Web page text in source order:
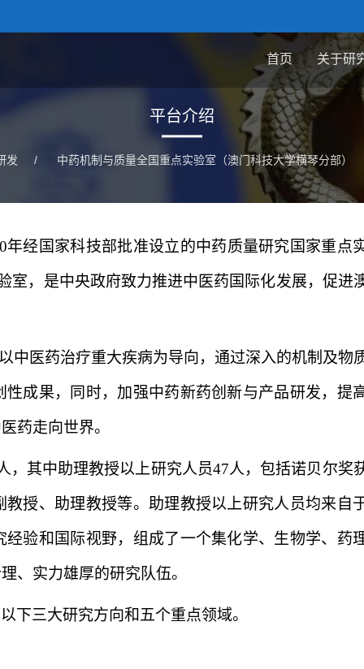
首页 关于研
平台介绍
发 / 中药机制与质量全国重点实验室（澳门科技大学横琴分部）
年经国家科技部批准设立的中药质量研究国家重点
室，是中央政府致力推进中医药国际化发展，促进
中医药治疗重大疾病为导向，通过深入的机制及物
成果，同时，加强中药新药创新与产品研发，提
药走向世界。
，其中助理教授以上研究人员47人，包括诺贝尔奖
授、助理教授等。助理教授以上研究人员均来自
验和国际视野，组成了一个集化学、生物学、药
、实力雄厚的研究队伍。
下三大研究方向和五个重点领域。